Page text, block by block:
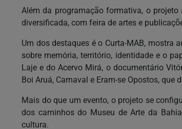
Além da programação formativa, o
diversificada, com feira de artes e
Um dos destaques é o Curta-MAB, mostra
sobre memória, território, identidade e o
Laje e do Acervo Mirá, o documentário
Boi Aruá, Carnaval e Eram-se Opostos,
Mais do que um evento, o projeto se
dos caminhos do Museu de Arte da
cultura.